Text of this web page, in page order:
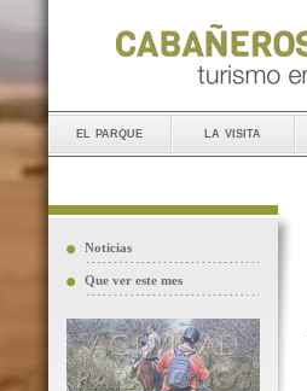
el parque la visita
Noticias
Que ver este mes